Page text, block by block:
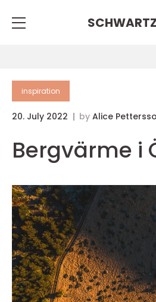
inspiration
20. July 2022 by Alice
Bergvärme i